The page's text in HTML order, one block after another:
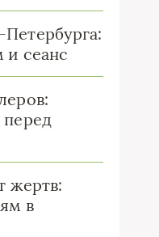
и сеанс
перед
жертв:
в